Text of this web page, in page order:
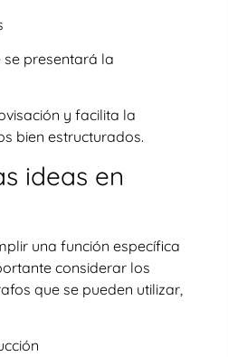
se presentará la
y facilita la
bien estructurados.
ideas en
una función específica
considerar los
que se pueden utilizar,